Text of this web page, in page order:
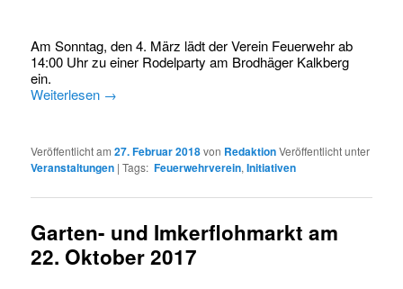
Am Sonntag, den 4. März lädt der Verein Feuerwehr ab
14:00 Uhr zu einer Rodelparty am Brodhäger Kalkberg
ein.
Weiterlesen →
Veröffentlicht am27. Februar 2018von RedaktionVeröffentlicht unter
Veranstaltungen |Tags: Feuerwehrverein,Initiativen
Garten- und Imkerflohmarkt am
22. Oktober 2017